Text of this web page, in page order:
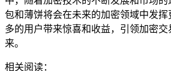
包和薄饼将会在未来的加密领域中发
多的用户带来惊喜和收益，引领加密
来。
相关阅读：